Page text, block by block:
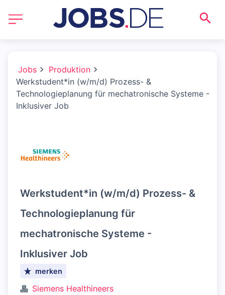
Jobs
Produktion
Werkstudent*in (w/m/d) Prozess- &
Technologieplanung für mechatronische Systeme -
Inklusiver Job
Werkstudent*in (w/m/d) Prozess- &
Technologieplanung für
mechatronische Systeme -
Inklusiver Job
merken
Siemens Healthineers